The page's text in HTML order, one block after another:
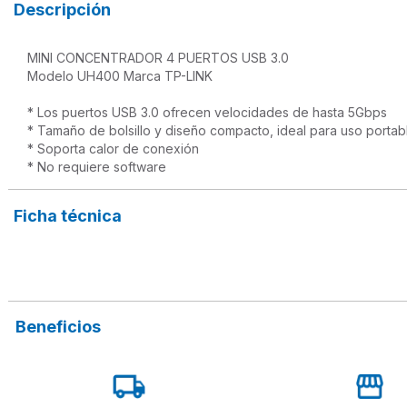
Descripción
MINI CONCENTRADOR 4 PUERTOS USB 3.0
Modelo UH400 Marca TP-LINK
* Los puertos USB 3.0 ofrecen velocidades de hasta 5Gbps
* Tamaño de bolsillo y diseño compacto, ideal para uso
* Soporta calor de conexión
* No requiere software
Ficha técnica
Beneficios